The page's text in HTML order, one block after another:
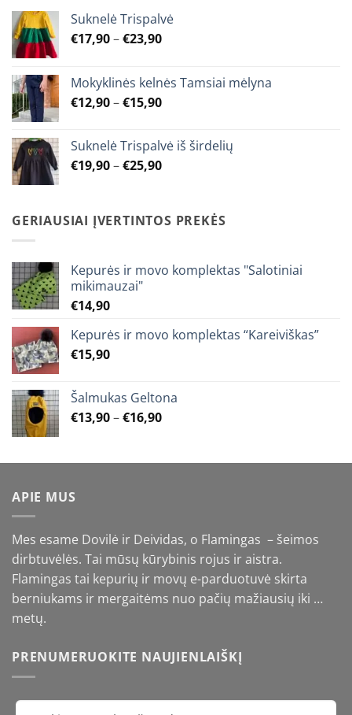
Suknelė Trispalvė
€17,90–€23,90Price
through
€23,90
Mokyklinės kelnės Tamsiai mėlyna
€12,90–€15,90Price
through
€15,90
Suknelė Trispalvė iš širdelių
€19,90–€25,90Price
through
€25,90
GERIAUSIAI ĮVERTINTOS PREKĖS
Kepurės ir movo komplektas "Salotiniai
mikimauzai"
€14,90
Kepurės ir movo komplektas “Kareiviškas”
€15,90
Šalmukas Geltona
€13,90–€16,90Price
through
APIE MUS
Mes esame Dovilė ir Deividas, o Flamingas – šeimos
dirbtuvėlės. Tai mūsų kūrybinis rojus ir aistra.
Flamingas tai kepurių ir movų e-parduotuvė skirta
berniukams ir mergaitėms nuo pačių mažiausių iki …
metų.
PRENUMERUOKITE NAUJIENLAIŠKĮ